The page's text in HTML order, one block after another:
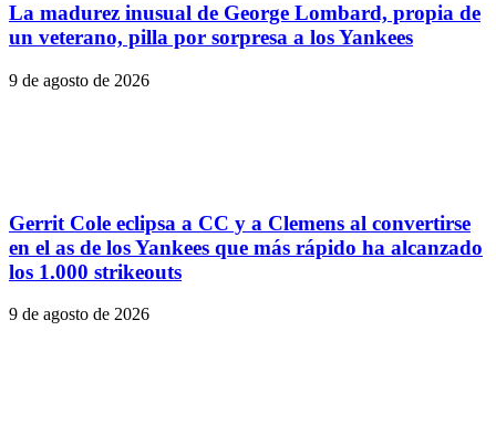
La madurez inusual de George Lombard, propia de
un veterano, pilla por sorpresa a los Yankees
9 de agosto de 2026
Gerrit Cole eclipsa a CC y a Clemens al convertirse
en el as de los Yankees que más rápido ha alcanzado
los 1.000 strikeouts
9 de agosto de 2026